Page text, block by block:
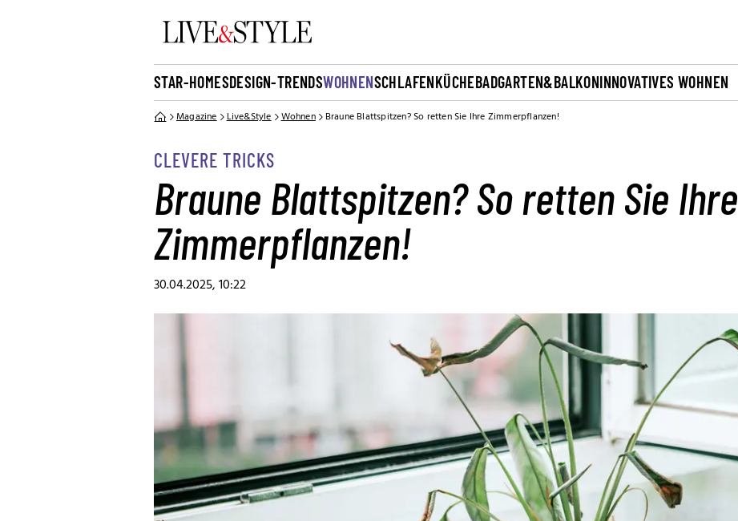
STAR-HOMESDESIGN-TRENDSWOHNENSCHLAFENKÜCHEBADGARTEN&BALKONINNOVATIVES WOHNEN
Magazine Live&Style Wohnen Braune Blattspitzen? So retten Sie Ihre Zimmerpflanzen!
CLEVERE TRICKS
Braune Blattspitzen? So retten Sie Ihre
Zimmerpflanzen!
30.04.2025, 10:22